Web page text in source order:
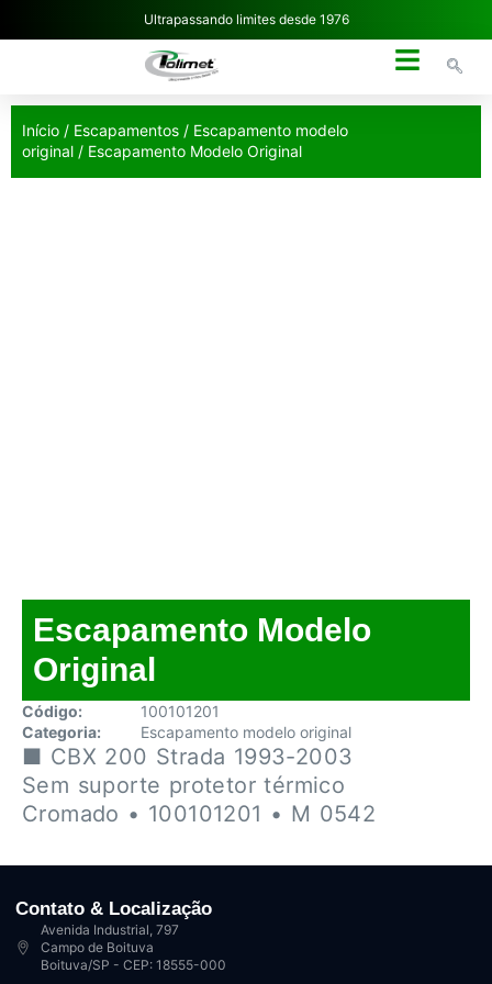
Ultrapassando limites desde 1976
Início / Escapamentos / Escapamento modelo
original / Escapamento Modelo Original
Escapamento Modelo
Original
Código:
100101201
Categoria:
Escapamento modelo original
■ CBX 200 Strada 1993-2003
Sem suporte protetor térmico
Cromado • 100101201 • M 0542
Contato & Localização
Avenida Industrial, 797
Campo de Boituva
Boituva/SP - CEP: 18555-000